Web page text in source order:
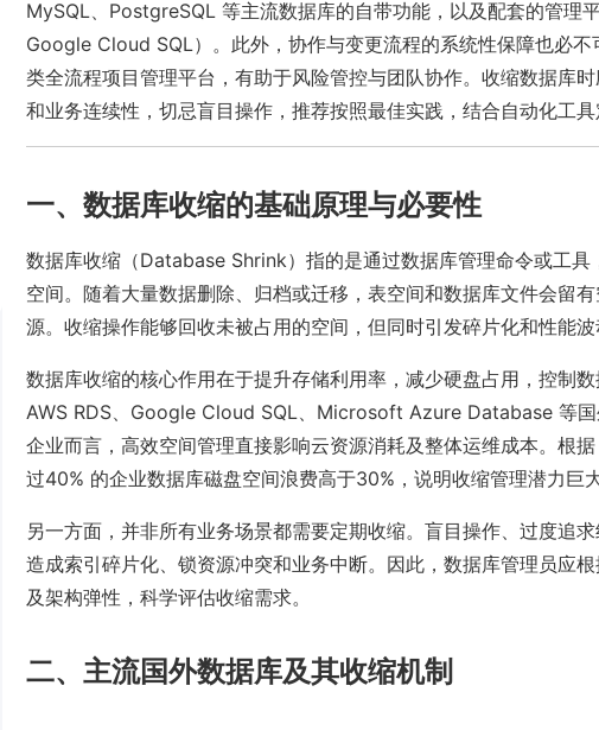
MySQL、PostgreSQL 等主流数据库的自带功能，以及配套的管理平
Google Cloud SQL）。此外，协作与变更流程的系统性保障也必
类全流程项目管理平台，有助于风险管控与团队协作。收缩数据库
和业务连续性，切忌盲目操作，推荐按照最佳实践，结合自动化工具
一、数据库收缩的基础原理与必要性
数据库收缩（Database Shrink）指的是通过数据库管理命令或工具
空间。随着大量数据删除、归档或迁移，表空间和数据库文件会留
源。收缩操作能够回收未被占用的空间，但同时引发碎片化和性能波
数据库收缩的核心作用在于提升存储利用率，减少硬盘占用，控制
AWS RDS、Google Cloud SQL、Microsoft Azure Database 等国
企业而言，高效空间管理直接影响云资源消耗及整体运维成本。根
过40% 的企业数据库磁盘空间浪费高于30%，说明收缩管理潜力巨大
另一方面，并非所有业务场景都需要定期收缩。盲目操作、过度追
造成索引碎片化、锁资源冲突和业务中断。因此，数据库管理员应
及架构弹性，科学评估收缩需求。
二、主流国外数据库及其收缩机制